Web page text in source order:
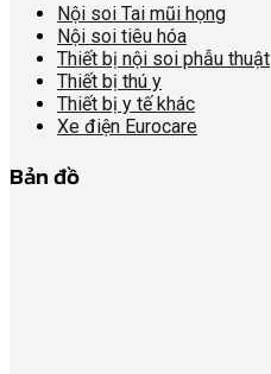
Nội soi Tai mũi họng
Nội soi tiêu hóa
Thiết bị nội soi phẫu thuật
Thiết bị thú y
Thiết bị y tế khác
Xe điện Eurocare
Bản đồ